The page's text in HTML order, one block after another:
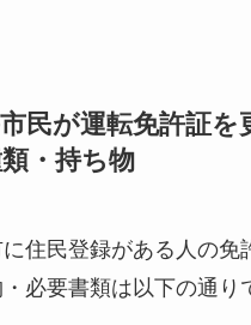
民が運転免許証を
・持ち物
住民登録がある人の免
必要書類は以下の通り